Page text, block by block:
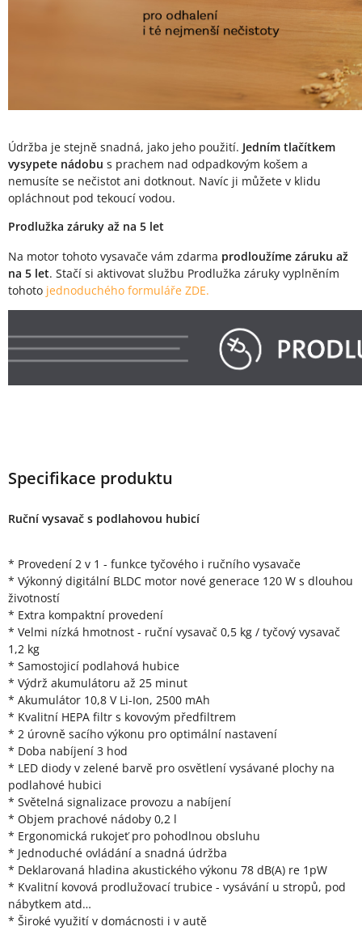
Údržba je stejně snadná, jako jeho použití. Jedním tlačítkem
vysypete nádobu s prachem nad odpadkovým košem a
nemusíte se nečistot ani dotknout. Navíc ji můžete v klidu
opláchnout pod tekoucí vodou.
Prodlužka záruky až na 5 let
Na motor tohoto vysavače vám zdarma prodloužíme záruku až
na 5 let. Stačí si aktivovat službu Prodlužka záruky vyplněním
tohoto jednoduchého formuláře ZDE.
Specifikace produktu
Ruční vysavač s podlahovou hubicí
* Provedení 2 v 1 - funkce tyčového i ručního vysavače
* Výkonný digitální BLDC motor nové generace 120 W s dlouhou
životností
* Extra kompaktní provedení
* Velmi nízká hmotnost - ruční vysavač 0,5 kg / tyčový vysavač
1,2 kg
* Samostojicí podlahová hubice
* Výdrž akumulátoru až 25 minut
* Akumulátor 10,8 V Li-Ion, 2500 mAh
* Kvalitní HEPA filtr s kovovým předfiltrem
* 2 úrovně sacího výkonu pro optimální nastavení
* Doba nabíjení 3 hod
* LED diody v zelené barvě pro osvětlení vysávané plochy na
podlahové hubici
* Světelná signalizace provozu a nabíjení
* Objem prachové nádoby 0,2 l
* Ergonomická rukojeť pro pohodlnou obsluhu
* Jednoduché ovládání a snadná údržba
* Deklarovaná hladina akustického výkonu 78 dB(A) re 1pW
* Kvalitní kovová prodlužovací trubice - vysávání u stropů, pod
nábytkem atd…
* Široké využití v domácnosti i v autě